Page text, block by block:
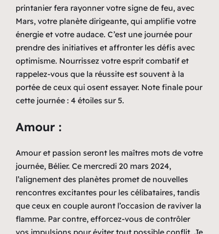
printanier fera rayonner votre signe de feu, avec
Mars, votre planète dirigeante, qui amplifie votre
énergie et votre audace. C’est une journée pour
prendre des initiatives et affronter les défis avec
optimisme. Nourrissez votre esprit combatif et
rappelez-vous que la réussite est souvent à la
portée de ceux qui osent essayer. Note finale pour
cette journée : 4 étoiles sur 5.
Amour :
Amour et passion seront les maîtres mots de votre
journée, Bélier. Ce mercredi 20 mars 2024,
l’alignement des planètes promet de nouvelles
rencontres excitantes pour les célibataires, tandis
que ceux en couple auront l’occasion de raviver la
flamme. Par contre, efforcez-vous de contrôler
vos impulsions pour éviter tout possible conflit. Je